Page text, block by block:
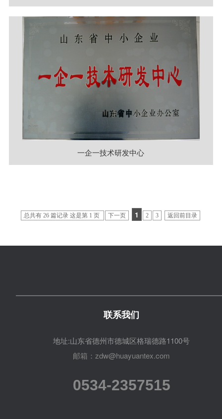
一企一技术研发中心
总共有 26 篇记录 这是第 1 页 下一页 1 2 3 返回前目录
联系我们
地址:山东省德州市德城区格瑞德路1100号
邮箱：zdw@huayuantex.com
0534-2357515